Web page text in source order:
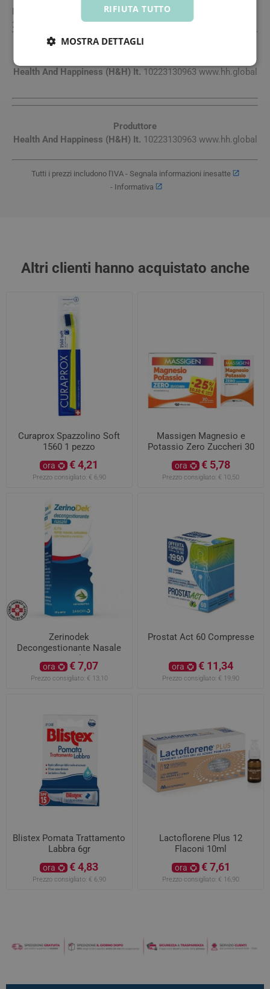
Formato
24 buste.
Health And Happiness (H&H) It. 10223130963 www.hh.global
Produttore
Health And Happiness (H&H) It. 10223130963 www.hh.global
Tutti i prezzi includono l'IVA - Segnala informazioni inesatte
- Informativa
Altri clienti hanno acquistato anche
Curaprox Spazzolino Soft
1560 1 pezzo
ora € 4,21
Prezzo consigliato: € 6,90
Massigen Magnesio e
Potassio Zero Zuccheri 30
ora € 5,78
Prezzo consigliato: € 10,50
Zerinodek
Decongestionante Nasale
Spray 10ml 0,1%
ora € 7,07
Prezzo consigliato: € 13,10
Prostat Act 60 Compresse
ora € 11,34
Prezzo consigliato: € 19,90
Blistex Pomata Trattamento
Labbra 6gr
ora € 4,83
Prezzo consigliato: € 6,90
Lactoflorene Plus 12
Flaconi 10ml
ora € 7,61
Prezzo consigliato: € 16,90
RIFIUTA TUTTO
MOSTRA DETTAGLI